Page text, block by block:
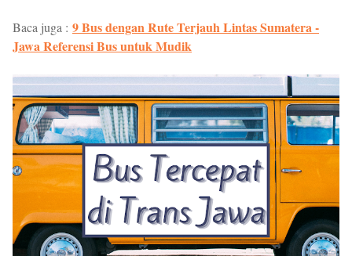
Baca juga : 9 Bus dengan Rute Terjauh Lintas Sumatera -
Jawa Referensi Bus untuk Mudik